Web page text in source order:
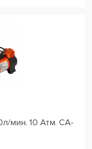
мин. 10 Атм. CA-